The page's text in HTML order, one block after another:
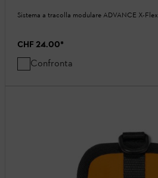
Sistema a tracolla modulare ADVANCE X-Flex
CHF 24.00*
Confronta